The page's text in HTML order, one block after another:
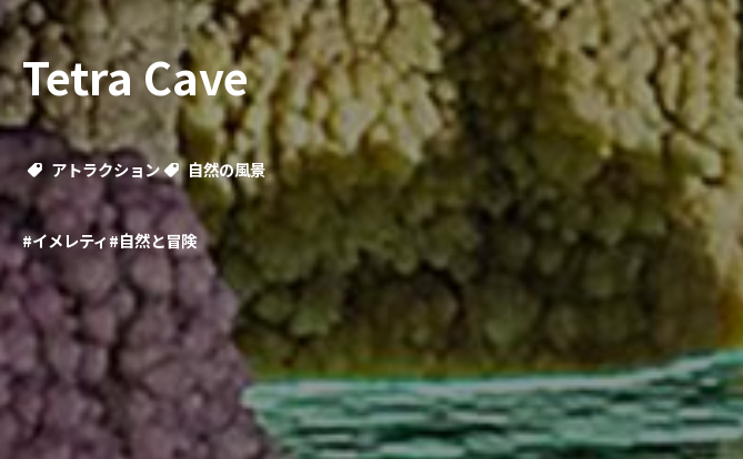
Tetra Cave
アトラクション 自然の風景
#イメレティ#自然と冒険